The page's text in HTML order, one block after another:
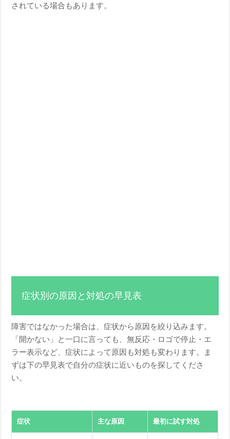
されている場合もあります。
症状別の原因と対処の早見表
障害ではなかった場合は、症状から原因を絞り込みます。
「開かない」と一口に言っても、無反応・ロゴで停止・エ
ラー表示など、症状によって原因も対処も変わります。ま
ずは下の早見表で自分の症状に近いものを探してくださ
い。
症状 主な原因 最初に試す対処